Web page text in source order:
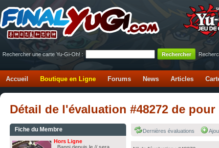
Rechercher une carte Yu-Gi-Oh! :
Accueil Boutique en Ligne Forums News Articles
Détail de l'évaluation #48272 de
Fiche du Membre
Hors Ligne
Dernières évaluations